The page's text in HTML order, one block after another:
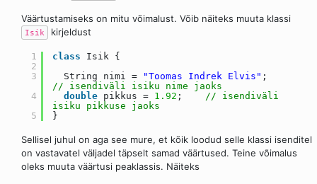
Väärtustamiseks on mitu võimalust. Võib näiteks muuta klassi
Isik kirjeldust
1
2
3
4
5
class
Isik {
String nimi =
"Toomas Indrek Elvis" ;
// isendiväli isiku nime jaoks
double pikkus = 1.92 ;
// isendiväli
isiku pikkuse jaoks
}
Sellisel juhul on aga see mure, et kõik loodud selle klassi isenditel
on vastavatel väljadel täpselt samad väärtused. Teine võimalus
oleks muuta väärtusi peaklassis. Näiteks